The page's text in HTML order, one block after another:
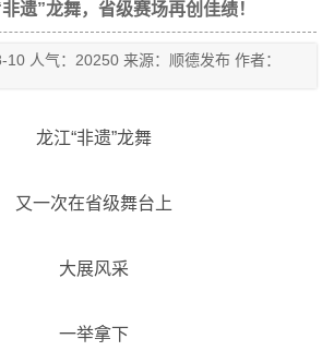
遗”龙舞，省级赛场再创佳绩！
10 人气：20250 来源：顺德发布 作者：
龙江“非遗”龙舞
又一次在省级舞台上
大展风采
一举拿下